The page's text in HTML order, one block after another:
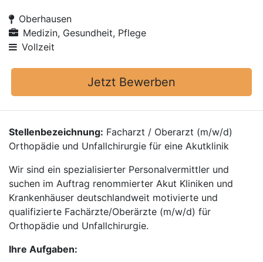
Oberhausen
Medizin, Gesundheit, Pflege
Vollzeit
Jetzt Bewerben
Stellenbezeichnung: Facharzt / Oberarzt (m/w/d)
Orthopädie und Unfallchirurgie für eine Akutklinik
Wir sind ein spezialisierter Personalvermittler und
suchen im Auftrag renommierter Akut Kliniken und
Krankenhäuser deutschlandweit motivierte und
qualifizierte Fachärzte/Oberärzte (m/w/d) für
Orthopädie und Unfallchirurgie.
Ihre Aufgaben: